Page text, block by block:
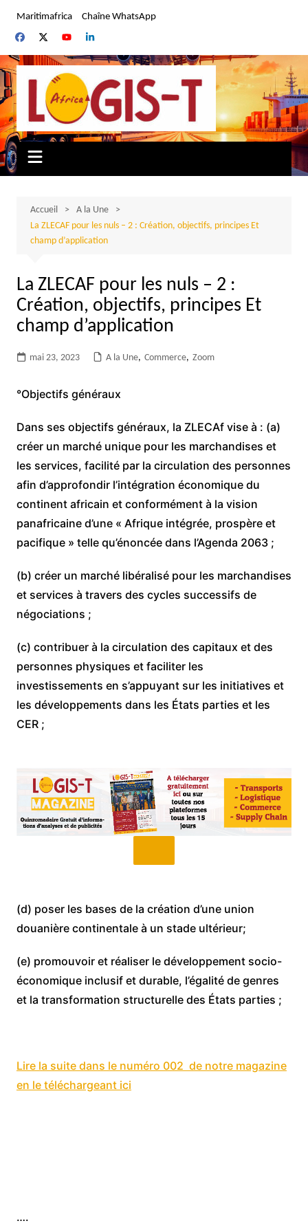
contenu
Maritimafrica Chaîne WhatsApp
Accueil
A la Une
La ZLECAF pour les nuls – 2 : Création, objectifs, principes Et
champ d’application
La ZLECAF pour les nuls – 2 :
Création, objectifs, principes Et
champ d’application
mai 23, 2023 A la Une, Commerce, Zoom
°Objectifs généraux
Dans ses objectifs généraux, la ZLECAf vise à : (a)
créer un marché unique pour les marchandises et
les services, facilité par la circulation des personnes
afin d’approfondir l’intégration économique du
continent africain et conformément à la vision
panafricaine d’une « Afrique intégrée, prospère et
pacifique » telle qu’énoncée dans l’Agenda 2063 ;
(b) créer un marché libéralisé pour les marchandises
et services à travers des cycles successifs de
négociations ;
(c) contribuer à la circulation des capitaux et des
personnes physiques et faciliter les
investissements en s’appuyant sur les initiatives et
les développements dans les États parties et les
CER ;
(d) poser les bases de la création d’une union
douanière continentale à un stade ultérieur;
(e) promouvoir et réaliser le développement socio-
économique inclusif et durable, l’égalité de genres
et la transformation structurelle des États parties ;
Lire la suite dans le numéro 002 de notre magazine
en le téléchargeant ici
….